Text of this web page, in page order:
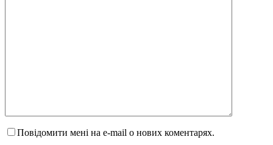
Повідомити мені на e-mail о нових коментарях.